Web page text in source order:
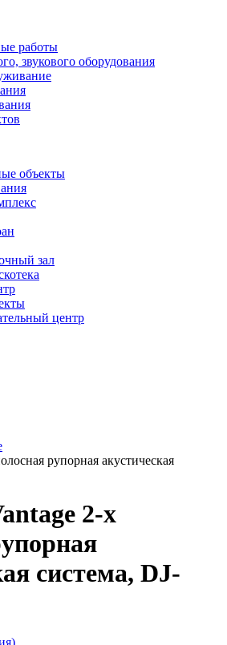
работы
звукового оборудования
объекты
зал
центр
рупорная акустическая
2-х
система, DJ-